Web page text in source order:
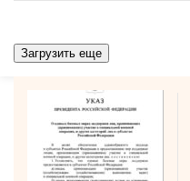
Загрузить еще